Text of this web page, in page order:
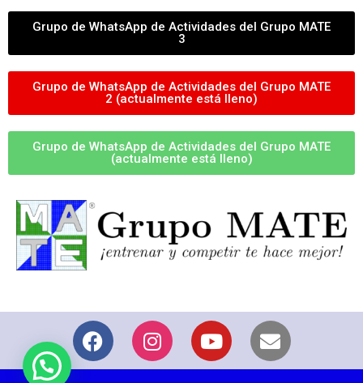
Grupo de WhatsApp de Actividades del Grupo MATE
3
Grupo de WhatsApp de Actividades del Grupo MATE
2 (actualmente está lleno)
Grupo de WhatsApp de Actividades del Grupo MATE
(actualmente está lleno)